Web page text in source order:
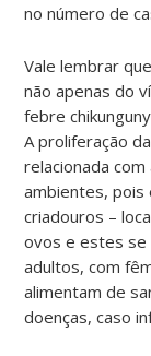
no número de
Vale lembrar
não apenas do
febre
A proliferação
relacionada
ambientes, pois
criadouros –
ovos e estes
adultos, com
alimentam de
doenças, caso